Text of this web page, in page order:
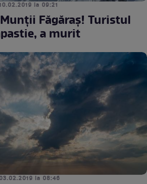
la 09:21
Făgăraș! Turistul
a murit
la 08:46